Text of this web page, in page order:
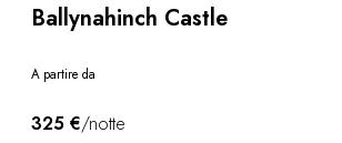
Ballynahinch Castle
A partire da
325 €/notte